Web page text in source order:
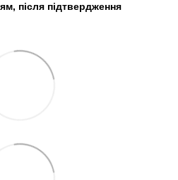
після підтвердження